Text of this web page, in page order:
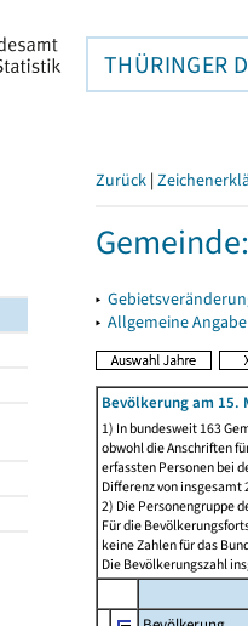
THÜRINGER
Zurück |
▸
▸ Allgemeine
Bevölkerung am 15.
1) In bundesweit 163
obwohl die Anschriften
erfassten Personen bei
Differenz von
2) Die Personengruppe
Für die
keine Zahlen für das
Die Bevölkerungszahl